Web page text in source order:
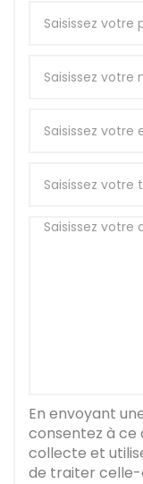
En envoyant
consentez à ce
collecte et
de traiter celle-